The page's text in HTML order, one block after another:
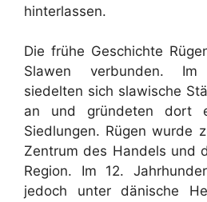
hinterlassen.
Die frühe Geschichte
Slawen verbunden.
siedelten sich slawische
an und gründeten dort
Siedlungen. Rügen wurde
Zentrum des Handels und
Region. Im 12.
jedoch unter dänische